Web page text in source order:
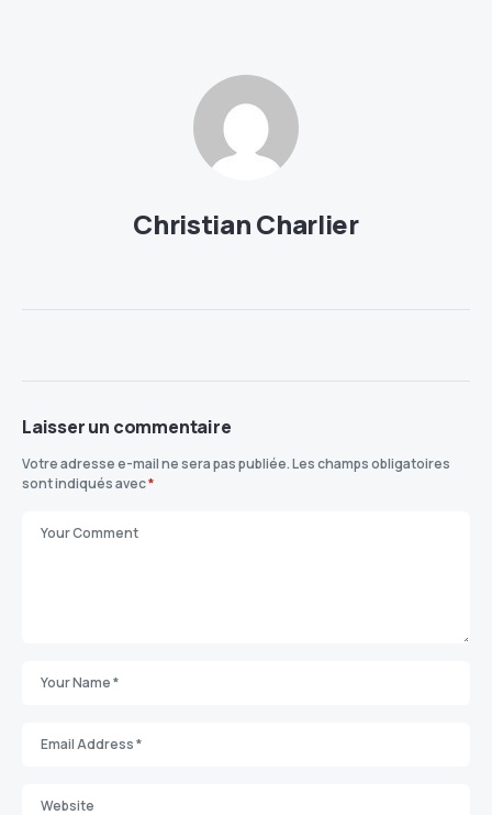
Christian Charlier
Laisser un commentaire
Votre adresse e-mail ne sera pas publiée.Les champs obligatoires
sont indiqués avec*